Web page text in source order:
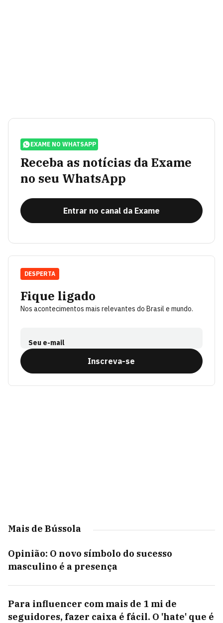
EXAME NO WHATSAPP
Receba as notícias da Exame
no seu WhatsApp
Entrar no canal da Exame
Fique ligado
Nos acontecimentos mais relevantes do Brasil e mundo.
Seu e-mail
Inscreva-se
DESPERTA
Mais de Bússola
Opinião: O novo símbolo do sucesso
masculino é a presença
Para influencer com mais de 1 mi de
seguidores, fazer caixa é fácil. O 'hate' que é